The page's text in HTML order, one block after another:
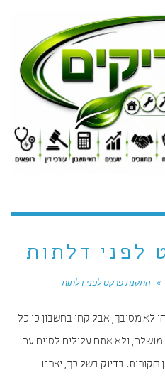
לפני דלתות
» התקנת פרקט לפני דלתות
לא מסובך, אבל קחו בחשבון כי כל
ולא אתם עלולים לסיים עם
הקורות. בדיוק בשל כך, יצרנו